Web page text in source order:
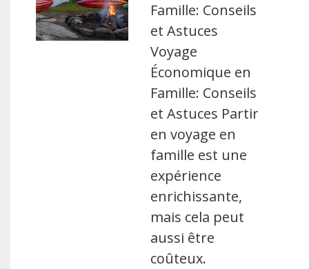
Famille: Conseils
et Astuces
Voyage
Économique en
Famille: Conseils
et Astuces Partir
en voyage en
famille est une
expérience
enrichissante,
mais cela peut
aussi être
coûteux.